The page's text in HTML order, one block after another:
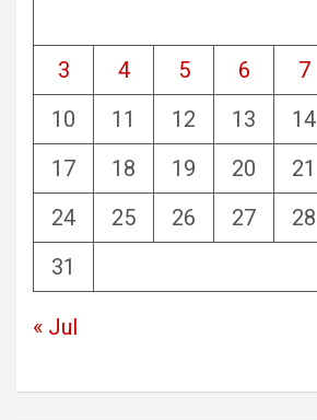
3
4 5 6 7
10
11 12 13 14
17
18 19 20 21
24
25 26 27 28
31
« Jul